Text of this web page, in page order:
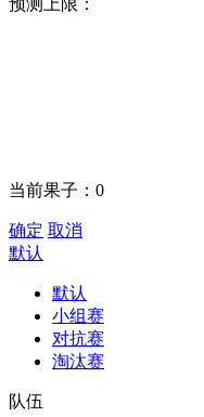
预测上限：
当前果子： 0
确定 取消
默认
默认
小组赛
对抗赛
淘汰赛
队伍